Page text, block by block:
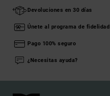
Devoluciones en 30 días
Únete al programa de fidelidad
Pago 100% seguro
¿Necesitas ayuda?